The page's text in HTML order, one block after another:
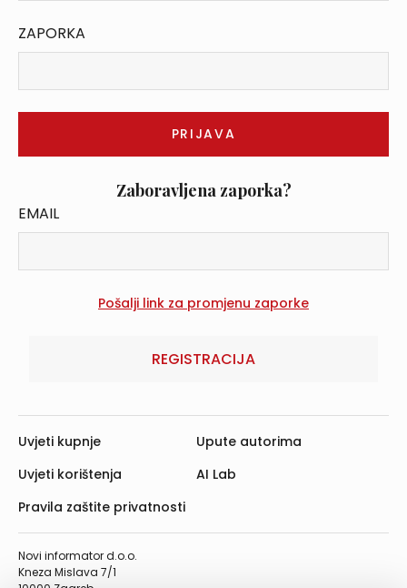
ZAPORKA
Zaboravljena zaporka?
EMAIL
REGISTRACIJA
Novi informator d.o.o.
Kneza Mislava 7/1
Uvjeti kupnje
Uvjeti korištenja
Pravila zaštite privatnosti
Upute autorima
AI Lab